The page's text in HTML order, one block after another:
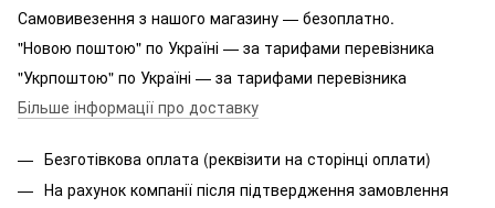
Самовивезення з нашого магазину — безоплатно.
"Новою поштою" по Україні — за тарифами перевізника
"Укрпоштою" по Україні — за тарифами перевізника
Більше інформації про доставку
Безготівкова оплата (реквізити на сторінці оплати)
На рахунок компанії після підтвердження замовлення